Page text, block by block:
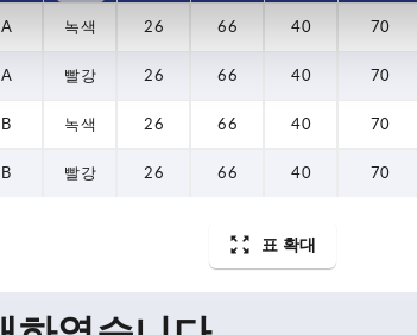
A 녹색 26 66 40 70
A 빨강 26 66 40 70
B 녹색 26 66 40 70
B 빨강 26 66 40 70
표 확대